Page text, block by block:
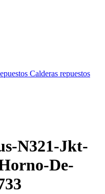
Calderas repuestos
N321-Jkt-
De-